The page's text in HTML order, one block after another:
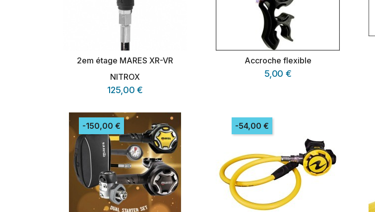
2em étage MARES XR-VR
NITROX
125,00 €
Accroche flexible
5,00 €
-150,00 € -54,00 €